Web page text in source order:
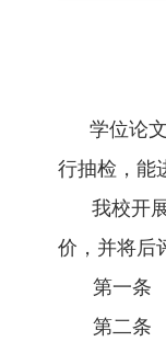
学位论
行抽检，能
我校开
价，并将后
第一条
第二条